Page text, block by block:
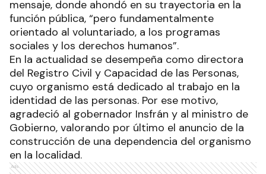
mensaje, donde ahondó en su trayectoria en la
función pública, “pero fundamentalmente
orientado al voluntariado, a los programas
sociales y los derechos humanos”.
En la actualidad se desempeña como directora
del Registro Civil y Capacidad de las Personas,
cuyo organismo está dedicado al trabajo en la
identidad de las personas. Por ese motivo,
agradeció al gobernador Insfrán y al ministro de
Gobierno, valorando por último el anuncio de la
construcción de una dependencia del organismo
en la localidad.
Ads